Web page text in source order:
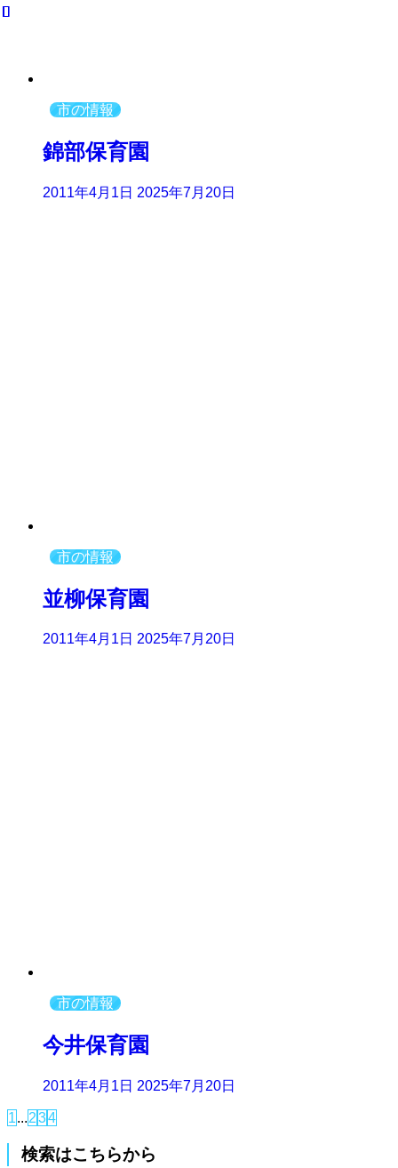
市の情報
錦部保育園
2011年4月1日 2025年7月20日
市の情報
並柳保育園
2011年4月1日 2025年7月20日
市の情報
今井保育園
2011年4月1日 2025年7月20日
1...234
検索はこちらから